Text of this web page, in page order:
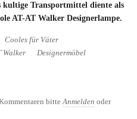
kultige Transportmittel diente als
AT-AT Walker Designerlampe.
Cooles für Väter
Walker
Designermöbel
AT Walker Lampe für Star Wars Fans und
bitteAnmelden oder